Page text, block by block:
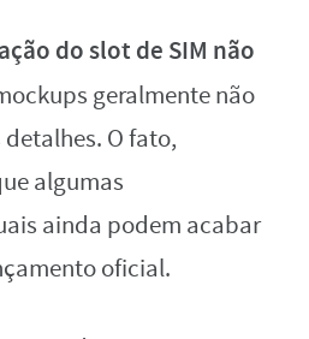
do slot de SIM não
geralmente não
O fato,
algumas
ainda podem acabar
oficial.